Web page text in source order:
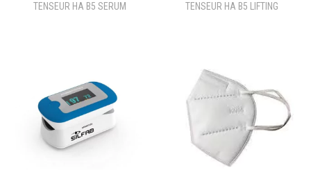
TENSEUR HA B5 SERUM TENSEUR HA B5 LIFTING